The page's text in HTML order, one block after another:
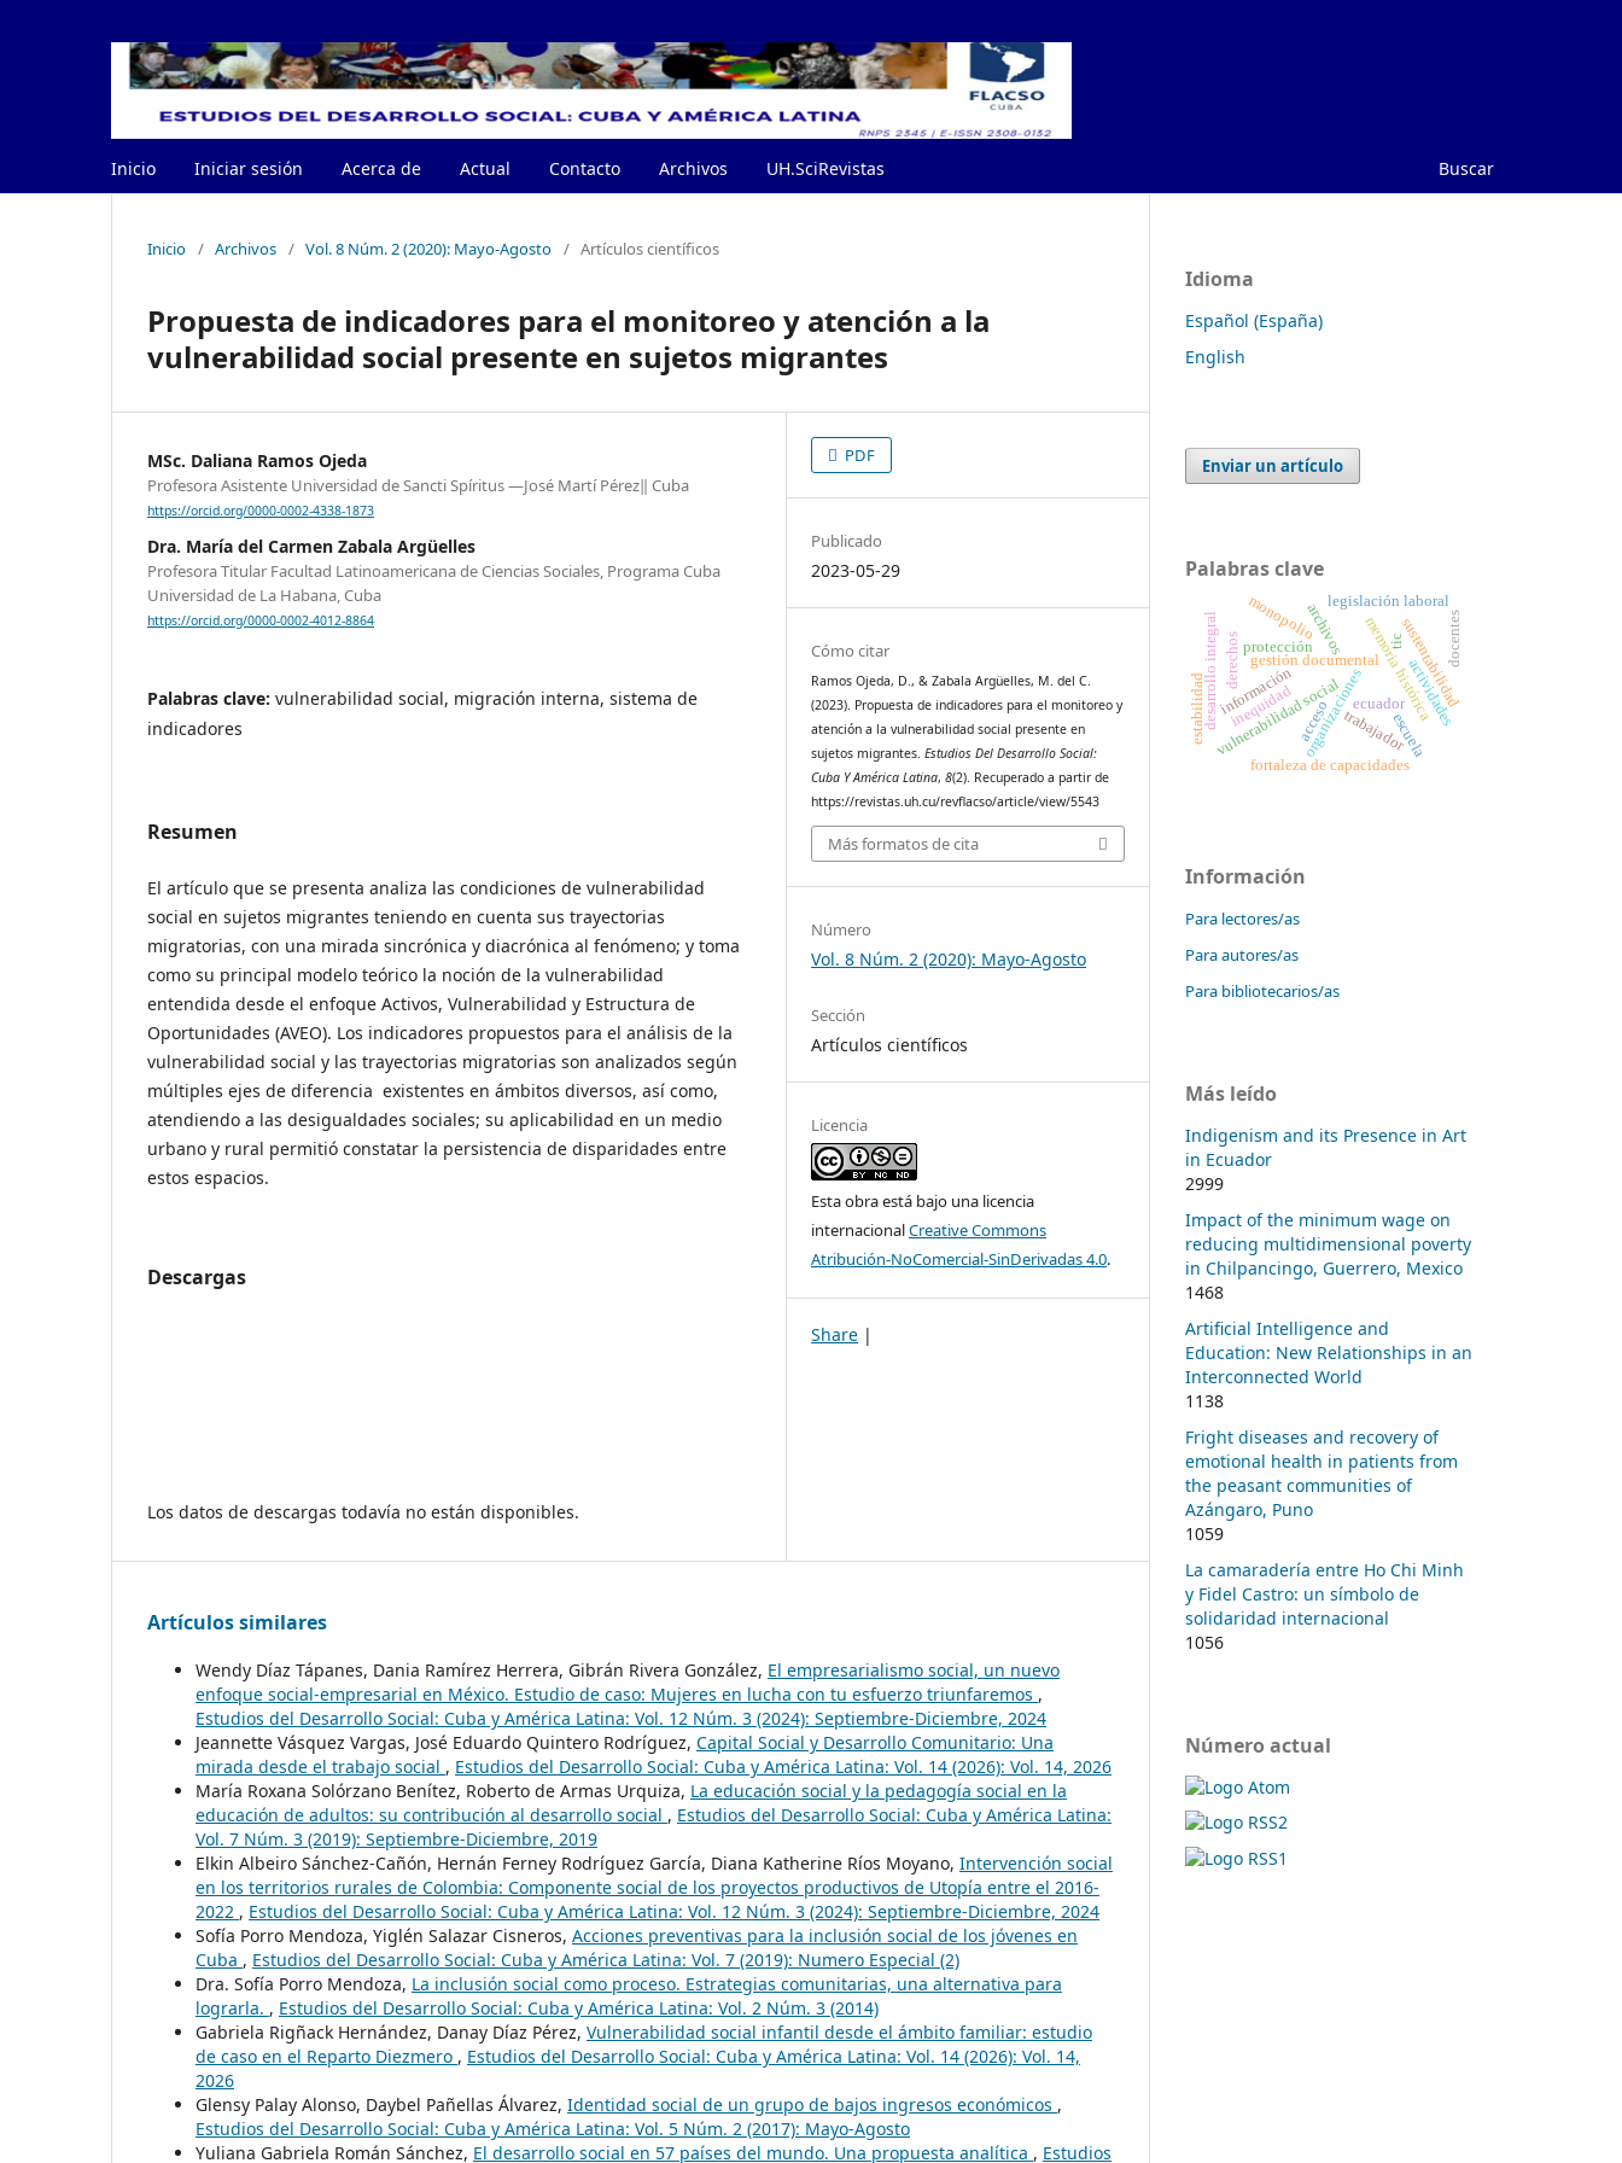
Inicio Iniciar sesión Acerca de Actual Contacto Archivos UH.SciRevistas Buscar
Inicio / Archivos / Vol. 8 Núm. 2 (2020): Mayo-Agosto / Artículos científicos
Propuesta de indicadores para el monitoreo y atención a la
vulnerabilidad social presente en sujetos migrantes
MSc. Daliana Ramos Ojeda
Profesora Asistente Universidad de Sancti Spíritus ―José Martí Pérez‖ Cuba
https://orcid.org/0000-0002-4338-1873
Dra. María del Carmen Zabala Argüelles
Profesora Titular Facultad Latinoamericana de Ciencias Sociales, Programa Cuba
Universidad de La Habana, Cuba
https://orcid.org/0000-0002-4012-8864
Palabras clave: vulnerabilidad social, migración interna, sistema de
indicadores
Resumen
El artículo que se presenta analiza las condiciones de vulnerabilidad
social en sujetos migrantes teniendo en cuenta sus trayectorias
migratorias, con una mirada sincrónica y diacrónica al fenómeno; y toma
como su principal modelo teórico la noción de la vulnerabilidad
entendida desde el enfoque Activos, Vulnerabilidad y Estructura de
Oportunidades (AVEO). Los indicadores propuestos para el análisis de la
vulnerabilidad social y las trayectorias migratorias son analizados según
múltiples ejes de diferencia existentes en ámbitos diversos, así como,
atendiendo a las desigualdades sociales; su aplicabilidad en un medio
urbano y rural permitió constatar la persistencia de disparidades entre
estos espacios.
Descargas
Los datos de descargas todavía no están disponibles.
PDF
Publicado
2023-05-29
Cómo citar
Ramos Ojeda, D., & Zabala Argüelles, M. del C.
(2023). Propuesta de indicadores para el monitoreo y
atención a la vulnerabilidad social presente en
sujetos migrantes.Estudios Del Desarrollo Social:
Cuba Y América Latina,8(2). Recuperado a partir de
https://revistas.uh.cu/revflacso/article/view/5543
Más formatos de cita
Número
Vol. 8 Núm. 2 (2020): Mayo-Agosto
Sección
Artículos científicos
Licencia
Esta obra está bajo una licencia
internacionalCreative Commons
Atribución-NoComercial-SinDerivadas 4.0.
Share |
Artículos similares
Wendy Díaz Tápanes, Dania Ramírez Herrera, Gibrán Rivera González, El empresarialismo social, un nuevo
enfoque social-empresarial en México. Estudio de caso: Mujeres en lucha con tu esfuerzo triunfaremos ,
Estudios del Desarrollo Social: Cuba y América Latina: Vol. 12 Núm. 3 (2024): Septiembre-Diciembre, 2024
Jeannette Vásquez Vargas, José Eduardo Quintero Rodríguez, Capital Social y Desarrollo Comunitario: Una
mirada desde el trabajo social , Estudios del Desarrollo Social: Cuba y América Latina: Vol. 14 (2026): Vol. 14, 2026
María Roxana Solórzano Benítez, Roberto de Armas Urquiza, La educación social y la pedagogía social en la
educación de adultos: su contribución al desarrollo social , Estudios del Desarrollo Social: Cuba y América Latina:
Vol. 7 Núm. 3 (2019): Septiembre-Diciembre, 2019
Elkin Albeiro Sánchez-Cañón, Hernán Ferney Rodríguez García, Diana Katherine Ríos Moyano, Intervención social
en los territorios rurales de Colombia: Componente social de los proyectos productivos de Utopía entre el 2016-
2022 , Estudios del Desarrollo Social: Cuba y América Latina: Vol. 12 Núm. 3 (2024): Septiembre-Diciembre, 2024
Sofía Porro Mendoza, Yiglén Salazar Cisneros, Acciones preventivas para la inclusión social de los jóvenes en
Cuba , Estudios del Desarrollo Social: Cuba y América Latina: Vol. 7 (2019): Numero Especial (2)
Dra. Sofía Porro Mendoza, La inclusión social como proceso. Estrategias comunitarias, una alternativa para
lograrla. , Estudios del Desarrollo Social: Cuba y América Latina: Vol. 2 Núm. 3 (2014)
Gabriela Rigñack Hernández, Danay Díaz Pérez, Vulnerabilidad social infantil desde el ámbito familiar: estudio
de caso en el Reparto Diezmero , Estudios del Desarrollo Social: Cuba y América Latina: Vol. 14 (2026): Vol. 14,
2026
Glensy Palay Alonso, Daybel Pañellas Álvarez, Identidad social de un grupo de bajos ingresos económicos ,
Estudios del Desarrollo Social: Cuba y América Latina: Vol. 5 Núm. 2 (2017): Mayo-Agosto
Yuliana Gabriela Román Sánchez, El desarrollo social en 57 países del mundo. Una propuesta analítica , Estudios
Idioma
Español (España)
English
Enviar un artículo
Palabras clave
gestión documental
archivos memoria histórica
organizaciones
información
desarrollo integral protección
vulnerabilidad social ecuadoractividades
tic
fortaleza de capacidades
sustentabilidad
trabajador
derechos
estabilidad
legislación laboral
docentes
escuela
monopolio
inequidadacceso
Información
Para lectores/as
Para autores/as
Para bibliotecarios/as
Más leído
Indigenism and its Presence in Art
in Ecuador
2999
Impact of the minimum wage on
reducing multidimensional poverty
in Chilpancingo, Guerrero, Mexico
1468
Artificial Intelligence and
Education: New Relationships in an
Interconnected World
1138
Fright diseases and recovery of
emotional health in patients from
the peasant communities of
Azángaro, Puno
1059
La camaradería entre Ho Chi Minh
y Fidel Castro: un símbolo de
solidaridad internacional
1056
Número actual